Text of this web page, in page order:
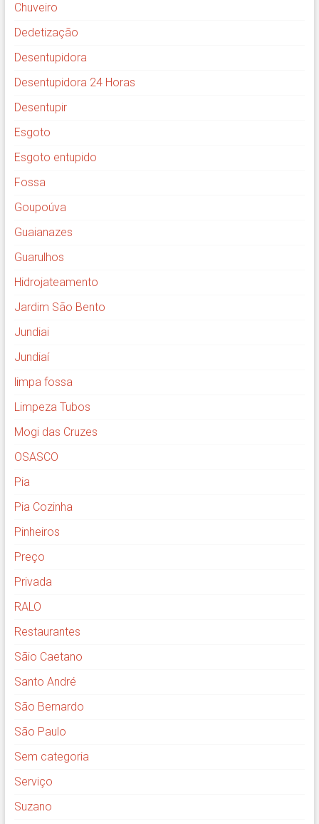
Chuveiro
Dedetização
Desentupidora
Desentupidora 24 Horas
Desentupir
Esgoto
Esgoto entupido
Fossa
Goupoúva
Guaianazes
Guarulhos
Hidrojateamento
Jardim São Bento
Jundiai
Jundiaí
limpa fossa
Limpeza Tubos
Mogi das Cruzes
OSASCO
Pia
Pia Cozinha
Pinheiros
Preço
Privada
RALO
Restaurantes
Sãio Caetano
Santo André
São Bernardo
São Paulo
Sem categoria
Serviço
Suzano